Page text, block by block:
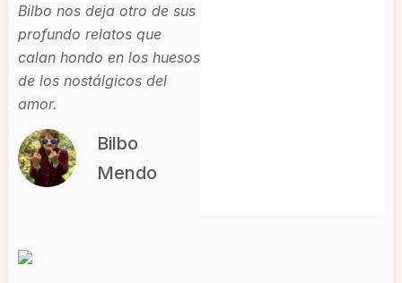
Bilbo nos deja otro de sus
profundo relatos que
calan hondo en los huesos
de los nostálgicos del
amor.
Bilbo
Mendo